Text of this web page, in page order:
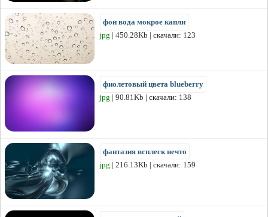
фон вода мокрое капли
jpg | 450.28Kb | скачали: 123
фиолетовый цвета blueberry
jpg | 90.81Kb | скачали: 138
фантазия всплеск нечто
jpg | 216.13Kb | скачали: 159